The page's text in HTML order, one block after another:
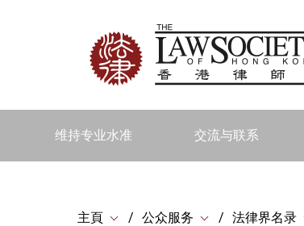
维持专业水准 交流与联系
主頁 公众服务 法律界名录